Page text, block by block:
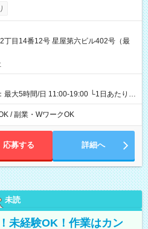
す。
丁目14番12号 星屋第六ビル402号（最
最大5時間/日 11:00-19:00 └1日あたりの
の時間帯内であれば、いつでも勤務可
で、お好きな曜日でご勤務いただけま
、自由な働き方が可能なお仕事です！
/ 副業・WワークOK
応募する 詳細へ
未読
未経験OK！作業はカン